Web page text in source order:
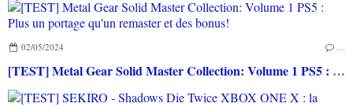
02/05/2024
[TEST] Metal Gear Solid Master Collection: Volume 1 PS5 : Plus un portage qu'un remaster et des bonus!